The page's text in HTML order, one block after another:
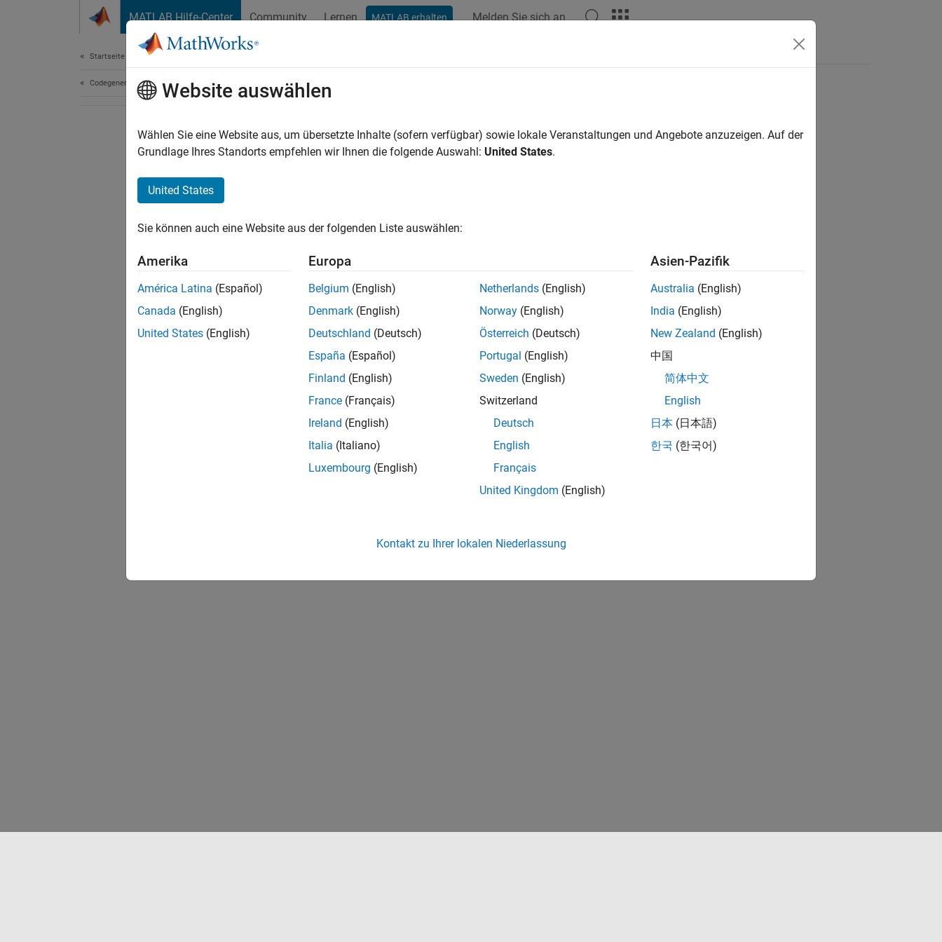
MATLAB Hilfe-Center Community Lernen MATLAB erhalten Melden Sie sich an
Startseite der Dokumentation
Codegenerierung
Antworten
How useful was this information?
Website auswählen
Wählen Sie eine Website aus, um übersetzte Inhalte (sofern verfügbar) sowie lokale Veranstaltungen und Angebote anzuzeigen. Auf der
Grundlage Ihres Standorts empfehlen wir Ihnen die folgende Auswahl: United States.
United States
Sie können auch eine Website aus der folgenden Liste auswählen:
Amerika
América Latina (Español)
Canada (English)
United States (English)
Europa
Belgium (English)
Denmark (English)
Deutschland (Deutsch)
España (Español)
Finland (English)
France (Français)
Ireland (English)
Italia (Italiano)
Luxembourg (English)
Netherlands (English)
Norway (English)
Österreich (Deutsch)
Portugal (English)
Sweden (English)
Switzerland
Deutsch
English
Français
United Kingdom (English)
Asien-Pazifik
Australia (English)
India (English)
New Zealand (English)
中国
简体中文
English
日本 (日本語)
한국 (한국어)
Kontakt zu Ihrer lokalen Niederlassung